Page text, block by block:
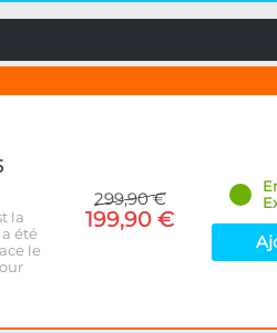
la
été
le
299,90 €
199,90 €